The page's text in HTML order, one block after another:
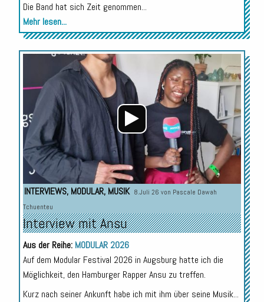
Die Band hat sich Zeit genommen...
Mehr lesen...
Audio-
Player
INTERVIEWS, MODULAR, MUSIK 8.Juli 26 von Pascale Dawah
Tchuenteu
Interview mit Ansu
Aus der Reihe: MODULAR 2026
Auf dem Modular Festival 2026 in Augsburg hatte ich die
Möglichkeit, den Hamburger Rapper Ansu zu treffen.
Kurz nach seiner Ankunft habe ich mit ihm über seine Musik...